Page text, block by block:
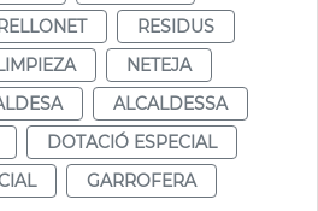
RESIDUS
NETEJA
ALCALDESSA
DOTACIÓ ESPECIAL
GARROFERA